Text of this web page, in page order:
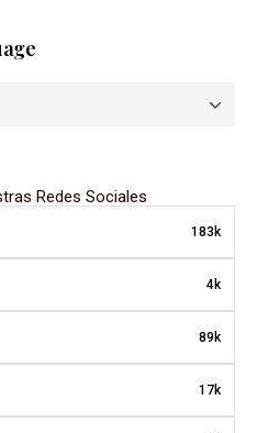
Redes Sociales
183k
4k
89k
17k